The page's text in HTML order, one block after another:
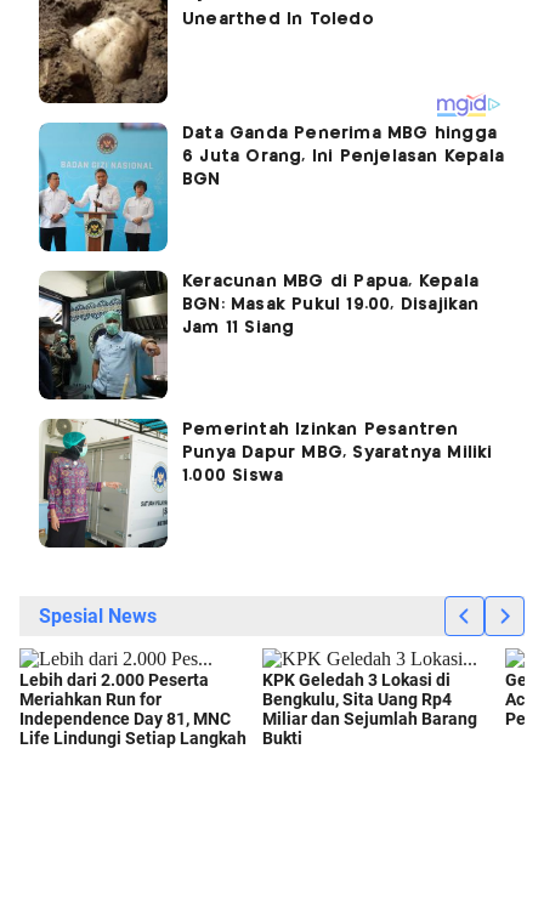
Data Ganda Penerima MBG hingga
6 Juta Orang, Ini Penjelasan Kepala
BGN
Keracunan MBG di Papua, Kepala
BGN: Masak Pukul 19.00, Disajikan
Jam 11 Siang
Pemerintah Izinkan Pesantren
Punya Dapur MBG, Syaratnya Miliki
1.000 Siswa